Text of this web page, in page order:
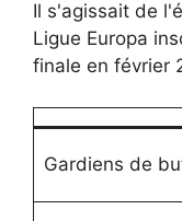
Il s'agissait de
Ligue Europa
finale en février
Gardiens de